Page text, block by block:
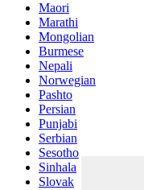
Maori
Marathi
Mongolian
Burmese
Nepali
Norwegian
Pashto
Persian
Punjabi
Serbian
Sesotho
Sinhala
Slovak